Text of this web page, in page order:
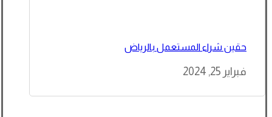
حقين شراء المستعمل بالرياض
فبراير 25, 2024